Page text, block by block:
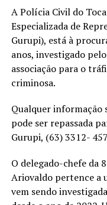
A Polícia Civil do
Especializada de
Gurupi), está à
anos, investigado
associação para o
criminosa.
Qualquer informação
pode ser repassada
Gurupi, (63) 3312-
O delegado-chefe da
Ariovaldo pertence a
vem sendo